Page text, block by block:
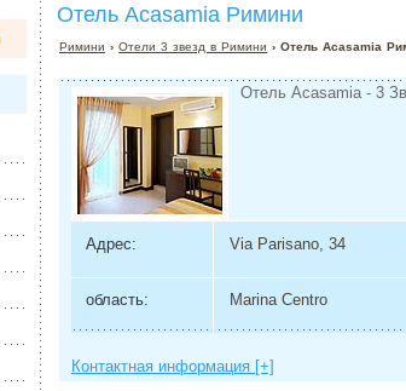
Отель Acasamia Римини
Римини ›Отели 3 звезд в Римини › Отель Acasamia
Отель Acasamia - 3
Адрес: Via Parisano, 34
область: Marina Centro
Контактная информация [+]